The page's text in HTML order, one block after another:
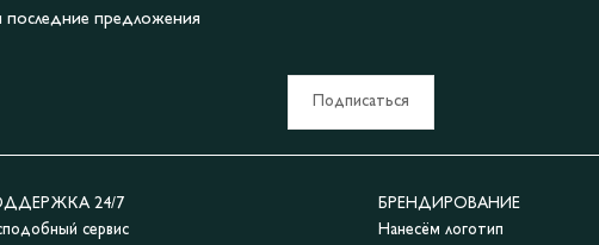
последние предложения
Подписаться
24/7
сервис
БРЕНДИРОВАНИЕ
Нанесём логотип